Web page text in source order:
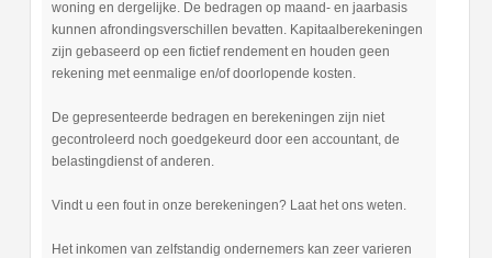
woning en dergelijke. De bedragen op maand- en jaarbasis
kunnen afrondingsverschillen bevatten. Kapitaalberekeningen
zijn gebaseerd op een fictief rendement en houden geen
rekening met eenmalige en/of doorlopende kosten.
De gepresenteerde bedragen en berekeningen zijn niet
gecontroleerd noch goedgekeurd door een accountant, de
belastingdienst of anderen.
Vindt u een fout in onze berekeningen? Laat het ons weten.
Het inkomen van zelfstandig ondernemers kan zeer varieren